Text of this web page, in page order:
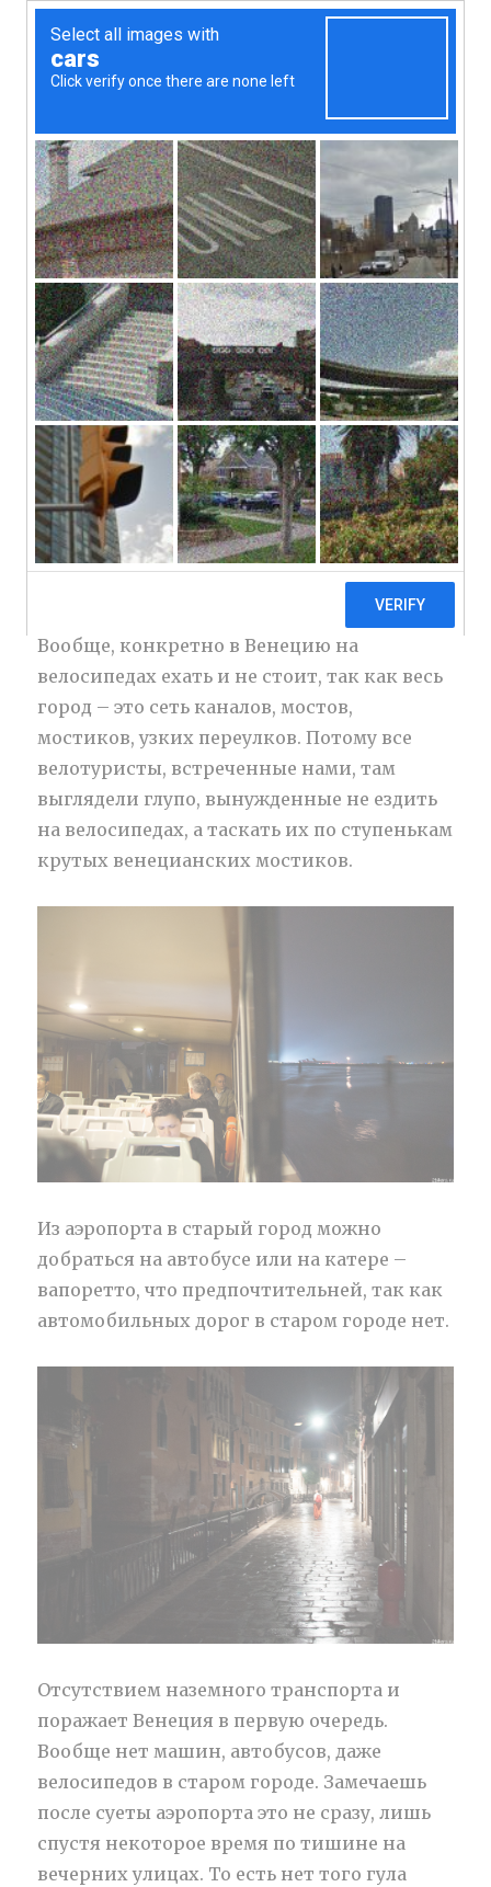
2bikers: travel diary
Город для стариков
Времени на велопутешествия стало
решительно не хватать, потому по Европе
пока перемещаемся не на велосипедах.
Вообще, конкретно в Венецию на
велосипедах ехать и не стоит, так как весь
город – это сеть каналов, мостов,
мостиков, узких переулков.Потому все
велотуристы, встреченные нами, там
выглядели глупо, вынужденные не ездить
на велосипедах, а таскать их по ступенькам
крутых венецианских мостиков.
Из аэропорта в старый город можно
добраться на автобусе или на катере –
вапоретто, что предпочтительней, так как
автомобильных дорог в старом городе нет.
Отсутствием наземного транспорта и
поражает Венеция в первую очередь.
Вообще нет машин, автобусов, даже
велосипедов в старом городе. Замечаешь
после суеты аэропорта это не сразу, лишь
спустя некоторое время по тишине на
вечерних улицах. То есть нет того гула